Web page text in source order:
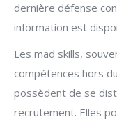
dernière défense
information est
Les mad skills,
compétences hors
possèdent de se
recrutement. Elles